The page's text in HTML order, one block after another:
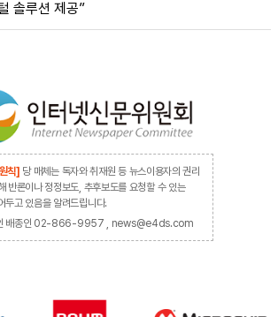
솔루션 제공”
칙] 당 매체는 독자와 취재원 등 뉴스이용자의 권리
반론이나 정정보도, 추후보도를 요청할 수 있는
두고 있음을 알려드립니다.
배종인 02-866-9957 , news@e4ds.com